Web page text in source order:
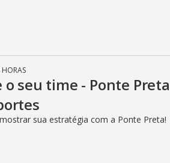
o seu time - Ponte
sua estratégia com a Ponte Preta!